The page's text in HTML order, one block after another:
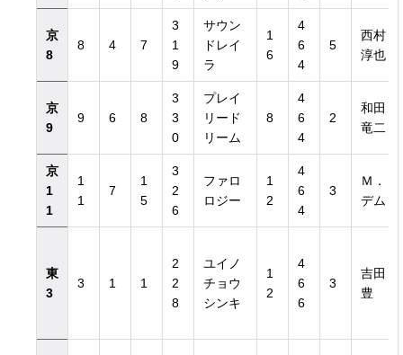
京
8
8 4 7
3
1
9
サウン
ドレイ
ラ
1
6
4
6
4
5
西村
淳也
京
9
9 6 8
3
3
0
プレイ
リード
リーム
8
4
6
4
2
和田
竜二
京
1
1
1
1
7
1
5
3
2
6
ファロ
ロジー
1
2
4
6
4
3
Ｍ．
デム
東
3
3 1 1
2
2
8
ユイノ
チョウ
シンキ
1
2
4
6
6
3
吉田
豊